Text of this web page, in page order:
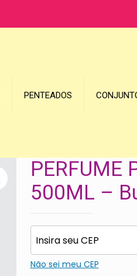
PENTEADOS
PERFUME
500ML –
Não sei meu CEP